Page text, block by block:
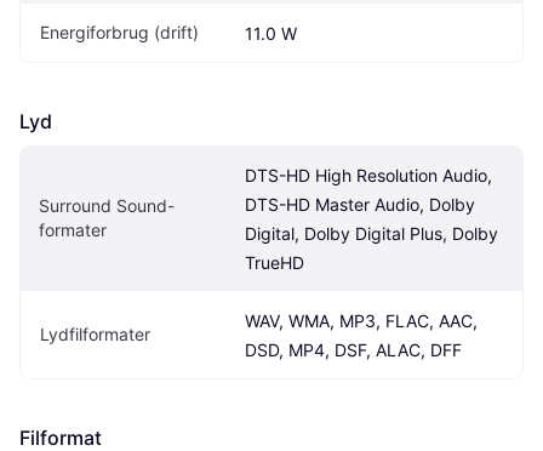
Energiforbrug (drift) 11.0 W
Lyd
Surround Sound-
formater
DTS-HD High Resolution Audio,
DTS-HD Master Audio, Dolby
Digital, Dolby Digital Plus, Dolby
TrueHD
Lydfilformater
WAV, WMA, MP3, FLAC, AAC,
DSD, MP4, DSF, ALAC, DFF
Filformat